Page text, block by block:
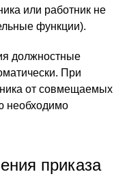
или работник не
функции).
должностные
При
от совмещаемых
необходимо
приказа